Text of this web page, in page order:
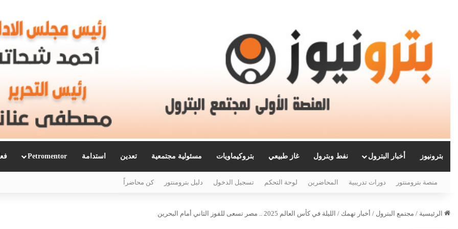
بترونيوز أخبار البترول نفط وبترول غاز طبيعي بتروكيماويات مسئولية مجتمعية تعدين استدامة Petromentor
منصة بترومنتور دورات تدريبية المحاضرين لوحة التحكم تسجيل الدخول دليل بترومنتور كن محاضراً
الرئيسية / مجتمع البترول / أخبار تهمك / الليلة في كأس العالم 2025 .. مصر تسعى للفوز الثاني أمام البحرين